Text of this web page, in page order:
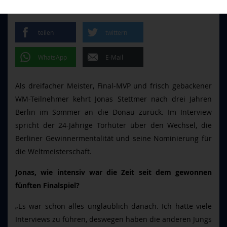
teilen twittern
WhatsApp E-Mail
Als dreifacher Meister, Final-MVP und frisch gebackener
WM-Teilnehmer kehrt Jonas Stettmer nach drei Jahren
Berlin im Sommer an die Donau zurück. Im Interview
spricht der 24-Jährige Torhüter über den Wechsel, die
Berliner Gewinnermentalität und seine Nominierung für
die Weltmeisterschaft.
Jonas, wie intensiv war die Zeit seit dem gewonnen
fünften Finalspiel?
„Es war schon alles unglaublich danach. Ich hatte viele
Interviews zu führen, deswegen haben die anderen Jungs